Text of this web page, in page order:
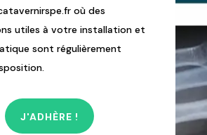
où des
utiles à votre installation et
sont régulièrement
J'ADHÈRE !